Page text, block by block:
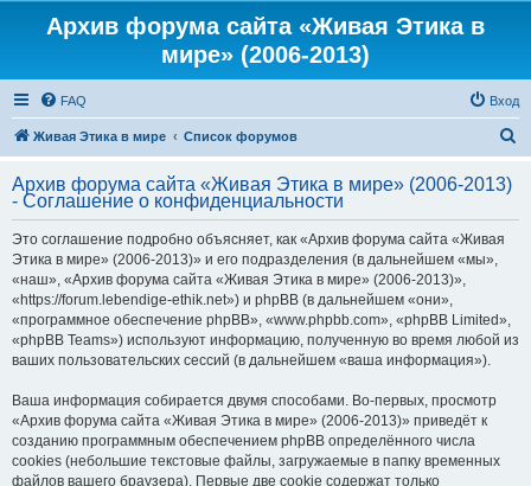
Архив форума сайта «Живая Этика в
мире» (2006-2013)
FAQ Вход
Живая Этика в мире Список форумов
с
Архив форума сайта «Живая Этика в мире» (2006-2013)
- Соглашение о конфиденциальности
Это соглашение подробно объясняет, как «Архив форума сайта «Живая
Этика в мире» (2006-2013)» и его подразделения (в дальнейшем «мы»,
«наш», «Архив форума сайта «Живая Этика в мире» (2006-2013)»,
«https://forum.lebendige-ethik.net») и phpBB (в дальнейшем «они»,
«программное обеспечение phpBB», «www.phpbb.com», «phpBB Limited»,
«phpBB Teams») используют информацию, полученную во время любой из
ваших пользовательских сессий (в дальнейшем «ваша информация»).
Ваша информация собирается двумя способами. Во-первых, просмотр
«Архив форума сайта «Живая Этика в мире» (2006-2013)» приведёт к
созданию программным обеспечением phpBB определённого числа
cookies (небольшие текстовые файлы, загружаемые в папку временных
файлов вашего браузера). Первые две cookie содержат только